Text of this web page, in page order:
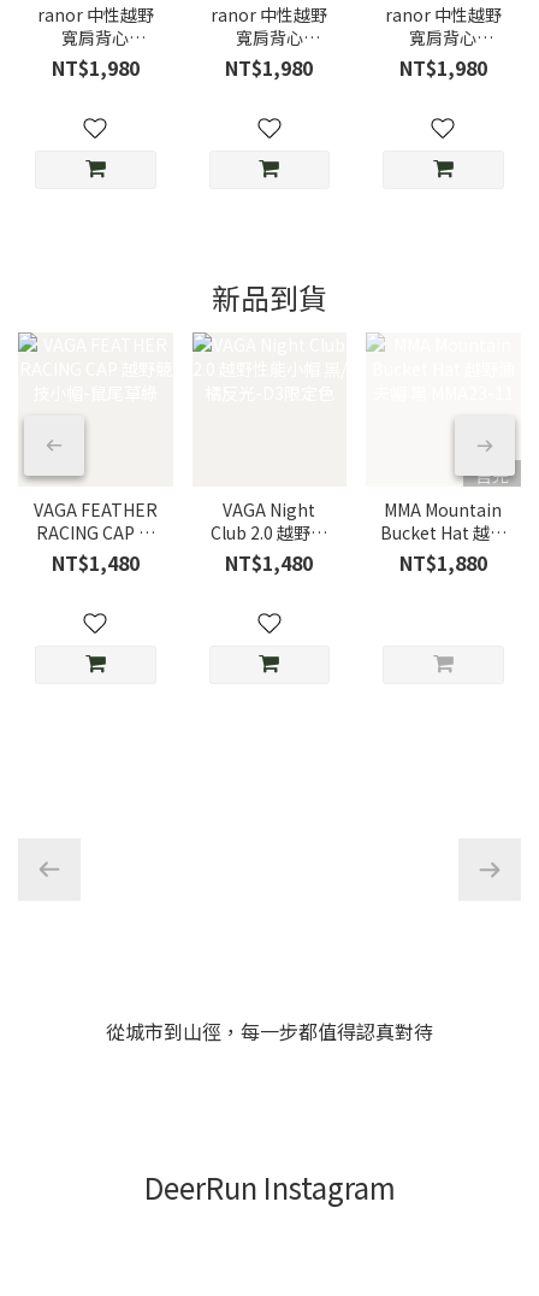
ranor 中性越野
寬肩背心
NOSLEEVE
BACKMESH
NT$1,980
ranor 中性越野
寬肩背心
NOSLEEVE
BACKMESH Sky
NT$1,980
ranor 中性越野
寬肩背心
NOSLEEVE
BACKMESH
NT$1,980
新品到貨
VAGA FEATHER
RACING CAP 越
野競技小帽-鼠尾
草綠
NT$1,480
VAGA Night
Club 2.0 越野性
能小帽 黑/橘反
光-D3限定色
NT$1,480
售完
MMA Mountain
Bucket Hat 越野
漁夫帽 黑
MMA23-11
NT$1,880
從城市到山徑，每一步都值得認真對待
DeerRun Instagram